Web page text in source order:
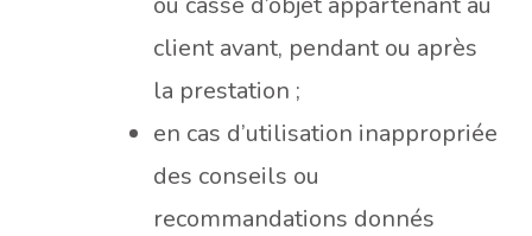
client avant, pendant ou après
la prestation ;
en cas d’utilisation inappropriée
des conseils ou
recommandations donnés